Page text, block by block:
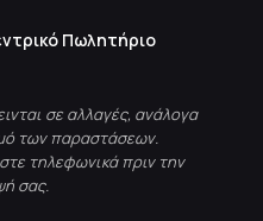
Πωλητήριο
σε αλλαγές, ανάλογα
των παραστάσεων.
τηλεφωνικά πριν την
σας.